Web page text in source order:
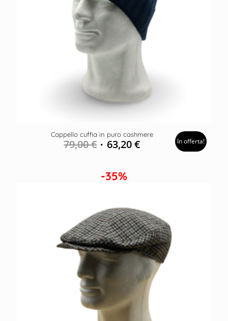
Cappello cuffia in puro cashmere
79,00€ 63,20€ In offerta!
-35%